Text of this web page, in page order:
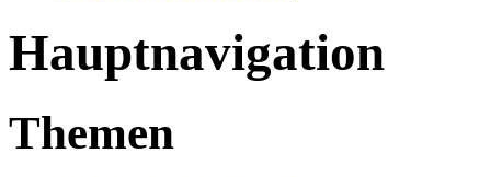
Hauptnavigation
Themen